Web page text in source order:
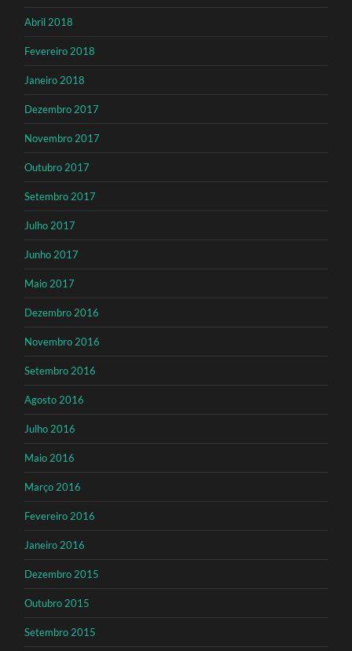
Abril 2018
Fevereiro 2018
Janeiro 2018
Dezembro 2017
Novembro 2017
Outubro 2017
Setembro 2017
Julho 2017
Junho 2017
Maio 2017
Dezembro 2016
Novembro 2016
Setembro 2016
Agosto 2016
Julho 2016
Maio 2016
Março 2016
Fevereiro 2016
Janeiro 2016
Dezembro 2015
Outubro 2015
Setembro 2015